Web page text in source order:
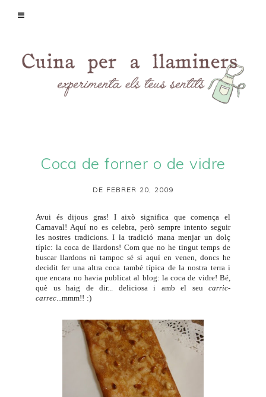
Coca de forner o de vidre
DE FEBRER 20, 2009
Avui és dijous gras! I això significa que comença el
Carnaval! Aquí no es celebra, però sempre intento seguir
les nostres tradicions. I la tradició mana menjar un dolç
típic: la coca de llardons! Com que no he tingut temps de
buscar llardons ni tampoc sé si aquí en venen, doncs he
decidit fer una altra coca també típica de la nostra terra i
que encara no havia publicat al blog: la coca de vidre! Bé,
què us haig de dir... deliciosa i amb el seu carric-
carrec ...mmm!! :)